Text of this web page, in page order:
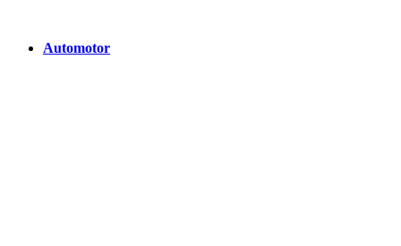
Automotor